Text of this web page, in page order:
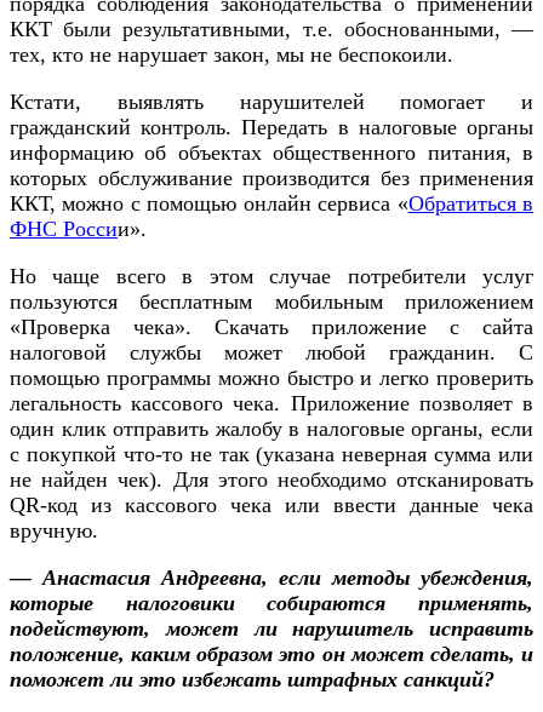
ККТ были результативными, т.е. обоснованными, —
тех, кто не нарушает закон, мы не беспокоили.
Кстати, выявлять нарушителей помогает и
гражданский контроль. Передать в налоговые органы
информацию об объектах общественного питания, в
которых обслуживание производится без применения
ККТ, можно с помощью онлайн сервиса «Обратиться в
ФНС России».
Но чаще всего в этом случае потребители услуг
пользуются бесплатным мобильным приложением
«Проверка чека». Скачать приложение с сайта
налоговой службы может любой гражданин. С
помощью программы можно быстро и легко проверить
легальность кассового чека. Приложение позволяет в
один клик отправить жалобу в налоговые органы, если
с покупкой что-то не так (указана неверная сумма или
не найден чек). Для этого необходимо отсканировать
QR-код из кассового чека или ввести данные чека
вручную.
— Анастасия Андреевна, если методы убеждения,
которые налоговики собираются применять,
подействуют, может ли нарушитель исправить
положение, каким образом это он может сделать, и
поможет ли это избежать штрафных санкций?